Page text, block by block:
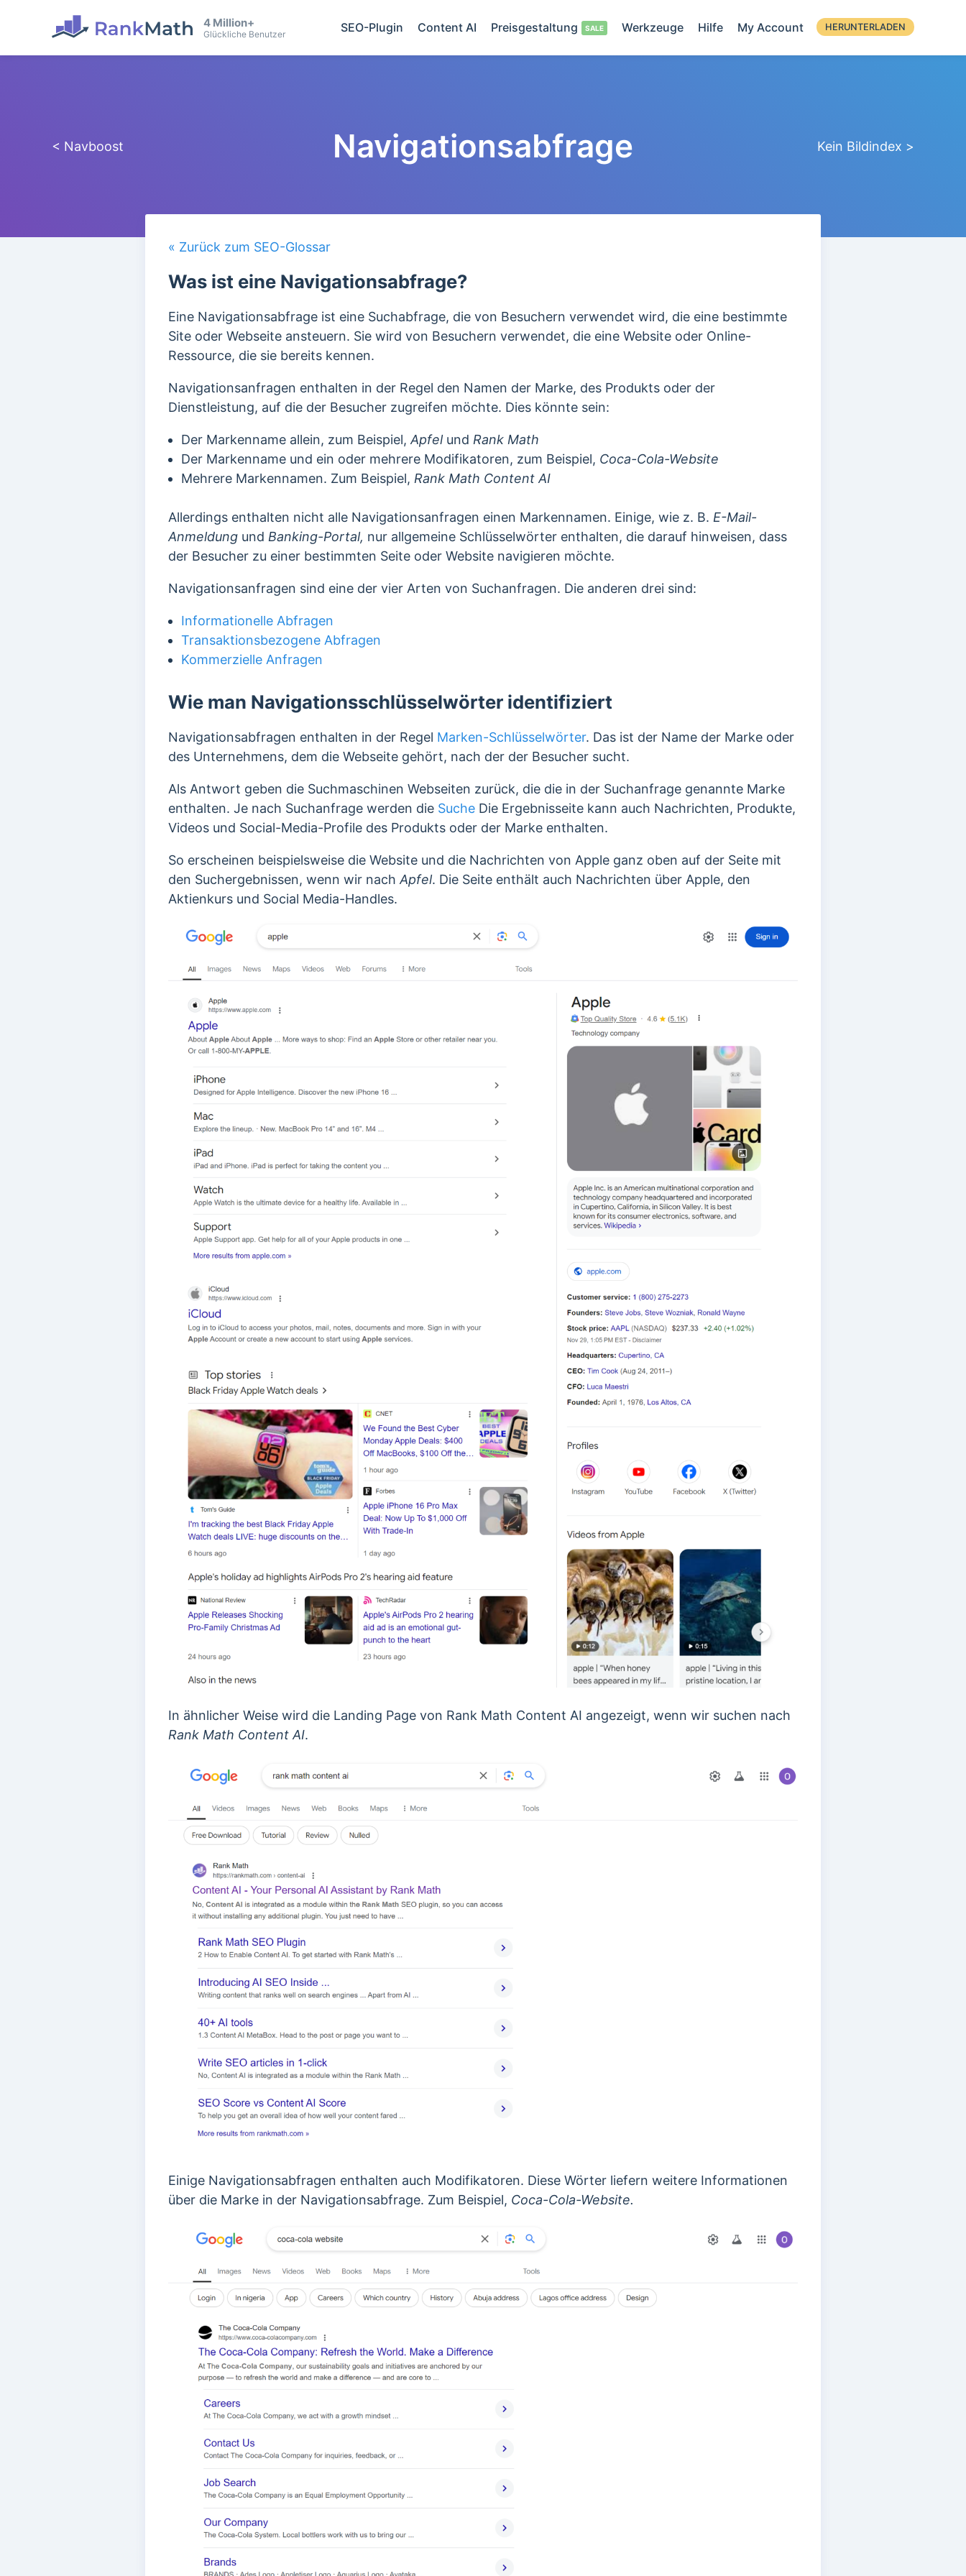
4 Million+
Glückliche Benutzer SEO-Plugin Content AI Preisgestaltung Werkzeuge Hilfe My Account HERUNTERLADEN
< Navboost Navigationsabfrage Kein Bildindex >
« Zurück zum SEO-Glossar
Was ist eine Navigationsabfrage?
Eine Navigationsabfrage ist eine Suchabfrage, die von Besuchern verwendet wird, die eine bestimmte
Site oder Webseite ansteuern. Sie wird von Besuchern verwendet, die eine Website oder Online-
Ressource, die sie bereits kennen.
Navigationsanfragen enthalten in der Regel den Namen der Marke, des Produkts oder der
Dienstleistung, auf die der Besucher zugreifen möchte. Dies könnte sein:
Der Markenname allein, zum Beispiel, Apfelund Rank Math
Der Markenname und ein oder mehrere Modifikatoren, zum Beispiel, Coca-Cola-Website
Mehrere Markennamen. Zum Beispiel, Rank Math Content AI
Allerdings enthalten nicht alle Navigationsanfragen einen Markennamen. Einige, wie z. B. E-Mail-
Anmeldung und Banking-Portal, nur allgemeine Schlüsselwörter enthalten, die darauf hinweisen, dass
der Besucher zu einer bestimmten Seite oder Website navigieren möchte.
Navigationsanfragen sind eine der vier Arten von Suchanfragen. Die anderen drei sind:
Informationelle Abfragen
Transaktionsbezogene Abfragen
Kommerzielle Anfragen
Wie man Navigationsschlüsselwörter identifiziert
Navigationsabfragen enthalten in der Regel Marken-Schlüsselwörter. Das ist der Name der Marke oder
des Unternehmens, dem die Webseite gehört, nach der der Besucher sucht.
Als Antwort geben die Suchmaschinen Webseiten zurück, die die in der Suchanfrage genannte Marke
enthalten. Je nach Suchanfrage werden die Suche Die Ergebnisseite kann auch Nachrichten, Produkte,
Videos und Social-Media-Profile des Produkts oder der Marke enthalten.
So erscheinen beispielsweise die Website und die Nachrichten von Apple ganz oben auf der Seite mit
den Suchergebnissen, wenn wir nach Apfel. Die Seite enthält auch Nachrichten über Apple, den
Aktienkurs und Social Media-Handles.
In ähnlicher Weise wird die Landing Page von Rank Math Content AI angezeigt, wenn wir suchen nach
Rank Math Content AI.
Einige Navigationsabfragen enthalten auch Modifikatoren. Diese Wörter liefern weitere Informationen
über die Marke in der Navigationsabfrage. Zum Beispiel, Coca-Cola-Website.